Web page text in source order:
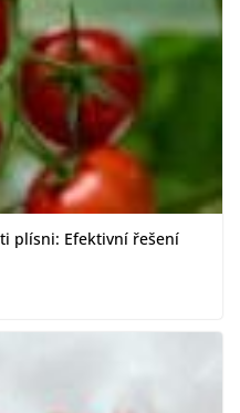
plísni: Efektivní řešení